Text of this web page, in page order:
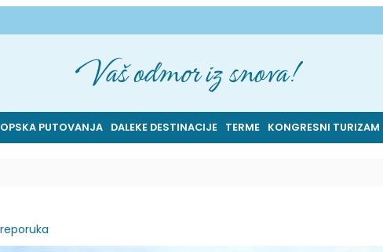
Vaš odmor iz snova!
PUTOVANJA DALEKE DESTINACIJE TERME KONGRESNI TURIZAM